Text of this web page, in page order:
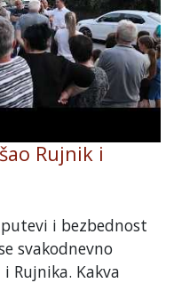
Rujnik i
i bezbednost
svakodnevno
Rujnika. Kakva